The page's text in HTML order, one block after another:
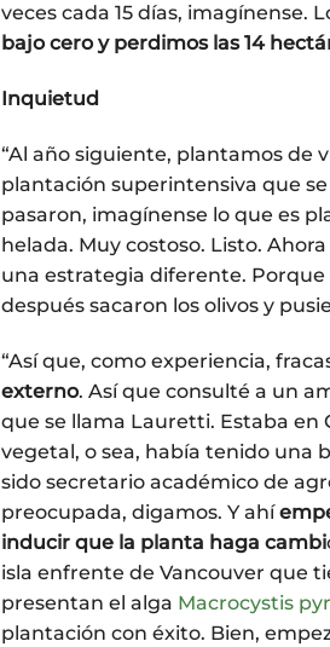
veces cada 15 días, imagínense.
bajo cero y perdimos las 14
Inquietud
“Al año siguiente, plantamos de
plantación superintensiva que
pasaron, imagínense lo que es
helada. Muy costoso. Listo.
una estrategia diferente. Porque
después sacaron los olivos y
“Así que, como experiencia,
externo. Así que consulté a un
que se llama Lauretti. Estaba
vegetal, o sea, había tenido una
sido secretario académico de
preocupada, digamos. Y ahí
inducir que la planta haga cambi
isla enfrente de Vancouver que
presentan el alga Macrocystis
plantación con éxito. Bien,